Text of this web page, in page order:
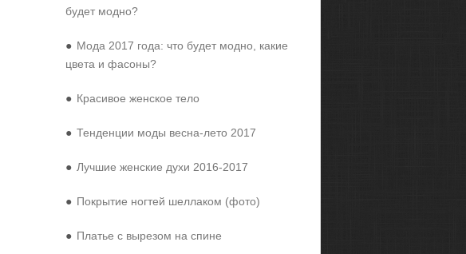
будет модно?
● Мода 2017 года: что будет модно, какие
цвета и фасоны?
● Красивое женское тело
● Тенденции моды весна-лето 2017
● Лучшие женские духи 2016-2017
● Покрытие ногтей шеллаком (фото)
● Платье с вырезом на спине